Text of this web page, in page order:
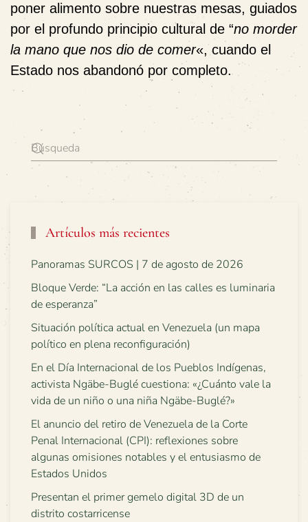
poner alimento sobre nuestras mesas, guiados
por el profundo principio cultural de “no morder
la mano que nos dio de comer«,cuando el
Estado nos abandonó por completo.
Artículos más recientes
Panoramas SURCOS | 7 de agosto de 2026
Bloque Verde: “La acción en las calles es luminaria
de esperanza”
Situación política actual en Venezuela (un mapa
político en plena reconfiguración)
En el Día Internacional de los Pueblos Indígenas,
activista Ngäbe-Buglé cuestiona: «¿Cuánto vale la
vida de un niño o una niña Ngäbe-Buglé?»
El anuncio del retiro de Venezuela de la Corte
Penal Internacional (CPI): reflexiones sobre
algunas omisiones notables y el entusiasmo de
Estados Unidos
Presentan el primer gemelo digital 3D de un
distrito costarricense